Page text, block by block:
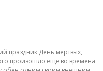
праздник День мёртвых,
произошло ещё во времена